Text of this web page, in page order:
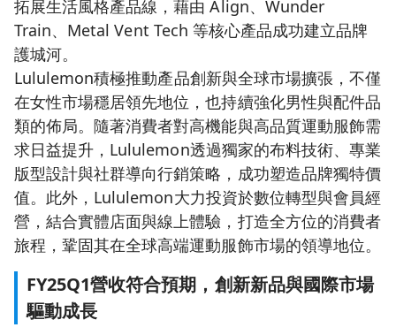
拓展生活風格產品線，藉由 Align、Wunder
Train、Metal Vent Tech 等核心產品成功建立品牌
護城河。
Lululemon積極推動產品創新與全球市場擴張，不僅
在女性市場穩居領先地位，也持續強化男性與配件品
類的佈局。隨著消費者對高機能與高品質運動服飾需
求日益提升，Lululemon透過獨家的布料技術、專業
版型設計與社群導向行銷策略，成功塑造品牌獨特價
值。此外，Lululemon大力投資於數位轉型與會員經
營，結合實體店面與線上體驗，打造全方位的消費者
旅程，鞏固其在全球高端運動服飾市場的領導地位。
FY25Q1營收符合預期，創新新品與國際市場
驅動成長